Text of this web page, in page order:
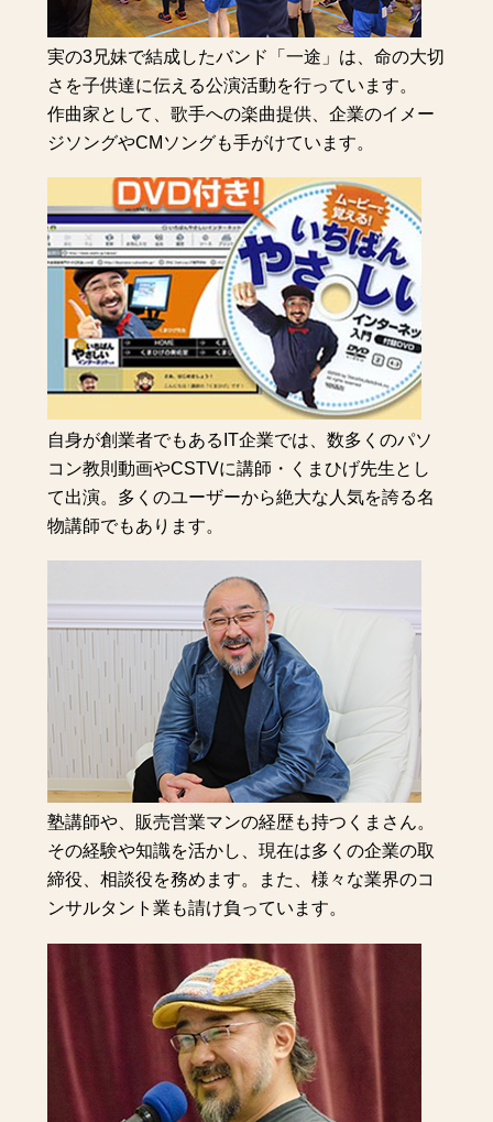
実の3兄妹で結成したバンド「一途」は、命の大切
さを子供達に伝える公演活動を行っています。
作曲家として、歌手への楽曲提供、企業のイメー
ジソングやCMソングも手がけています。
自身が創業者でもあるIT企業では、数多くのパソ
コン教則動画やCSTVに講師・くまひげ先生とし
て出演。多くのユーザーから絶大な人気を誇る名
物講師でもあります。
塾講師や、販売営業マンの経歴も持つくまさん。
その経験や知識を活かし、現在は多くの企業の取
締役、相談役を務めます。また、様々な業界のコ
ンサルタント業も請け負っています。